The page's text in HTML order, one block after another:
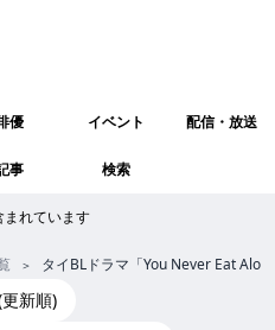
優 イベント 配信・放送
事 検索
れています
タイBLドラマ「You Never Eat
新順)